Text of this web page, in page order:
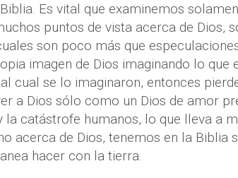
Es vital que examinemos
puntos de vista acerca de Dios,
son poco más que
imagen de Dios imaginando lo que
cual se lo imaginaron, entonces
a Dios sólo como un Dios de amor
catástrofe humanos, lo que lleva a
acerca de Dios, tenemos en la Biblia
hacer con la tierra.